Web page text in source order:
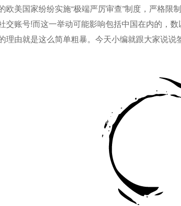
欧美国家纷纷实施“极端严厉审查”制度，严格
交账号!而这一举动可能影响包括中国在内的，
理由就是这么简单粗暴。今天小编就跟大家说